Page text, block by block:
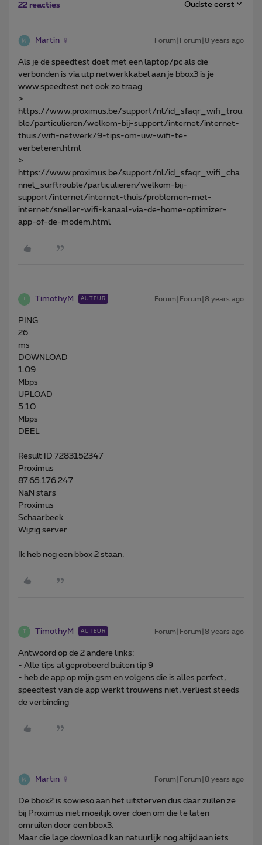
22 reacties Oudste eerst
Martin Forum|Forum|8 years ago
Als je de speedtest doet met een laptop/pc als die
verbonden is via utp netwerkkabel aan je bbox3 is je
www.speedtest.net ook zo traag.
>
https://www.proximus.be/support/nl/id_sfaqr_wifi_trou
ble/particulieren/welkom-bij-support/internet/internet-
thuis/wifi-netwerk/9-tips-om-uw-wifi-te-
verbeteren.html
>
https://www.proximus.be/support/nl/id_sfaqr_wifi_cha
nnel_surftrouble/particulieren/welkom-bij-
support/internet/internet-thuis/problemen-met-
internet/sneller-wifi-kanaal-via-de-home-optimizer-
app-of-de-modem.html
TimothyM AUTEUR Forum|Forum|8 years ago
PING
26
ms
DOWNLOAD
1.09
Mbps
UPLOAD
5.10
Mbps
DEEL
Result ID 7283152347
Proximus
87.65.176.247
NaN stars
Proximus
Schaarbeek
Wijzig server
Ik heb nog een bbox 2 staan.
TimothyM AUTEUR Forum|Forum|8 years ago
Antwoord op de 2 andere links:
- Alle tips al geprobeerd buiten tip 9
- heb de app op mijn gsm en volgens die is alles perfect,
speedtest van de app werkt trouwens niet, verliest steeds
de verbinding
Martin Forum|Forum|8 years ago
De bbox2 is sowieso aan het uitsterven dus daar zullen ze
bij Proximus niet moeilijk over doen om die te laten
omruilen door een bbox3.
Maar die lage download kan natuurlijk nog altijd aan iets